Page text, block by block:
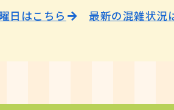
日はこちら 最新の混雑状況